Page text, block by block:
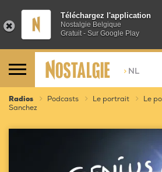
Téléchargez l'application
Nostalgie Belgique
Gratuit - Sur Google Play
> NL
Radios Podcasts Le portrait
Le
Sanchez